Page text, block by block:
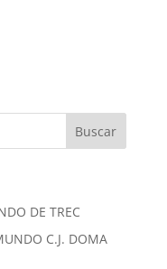
DE TREC
C.J. DOMA